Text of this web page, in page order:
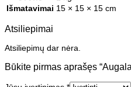
Išmatavimai 15 × 15 × 15 cm
Atsiliepimai
Atsiliepimų dar nėra.
Būkite pirmas aprašęs